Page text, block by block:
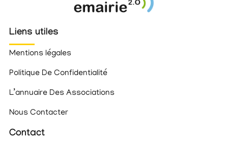
Liens utiles
Mentions légales
Politique De Confidentialité
L’annuaire Des Associations
Nous Contacter
Contact